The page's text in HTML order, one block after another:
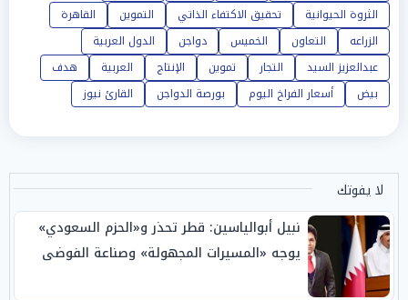
الثروة الحيوانية
تحقيق الاكتفاء الذاتي التموين
القاهرة
الزراعه
التعاون الخميس دواجن
الدول العربية
عبدالعزيز السيد
التجار تموين الإنتاج العربية
هدف
بيض
أسعار الفراخ اليوم بورصة الدواجن القارئ نيوز
لا يفوتك
نبيل أبوالياسين: قطر تحذر و«الحزم السعودي»
يوجه «المسيرات المجهولة» وصناعة الفوضى